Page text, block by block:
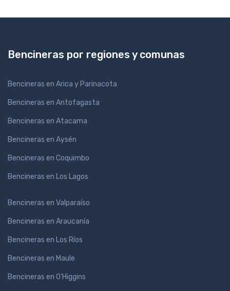
Bencineras por regiones y comunas
Bencineras en Arica y Parinacota
Bencineras en Antofagasta
Bencineras en Atacama
Bencineras en Aysén
Bencineras en Coquimbo
Bencineras en Los Lagos
Bencineras en Valparaíso
Bencineras en Araucanía
Bencineras en Los Ríos
Bencineras en Maule
Bencineras en O'Higgins